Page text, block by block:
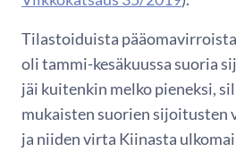
Tilastoiduista
oli tammi-kesäkuussa suoria
jäi kuitenkin melko pieneksi,
mukaisten suorien sijoitusten
ja niiden virta Kiinasta